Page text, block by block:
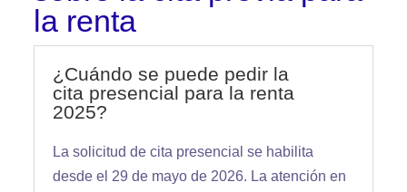
la renta
¿Cuándo se puede pedir la
cita presencial para la renta
2025?
La solicitud de cita presencial se habilita
desde el 29 de mayo de 2026. La atención en